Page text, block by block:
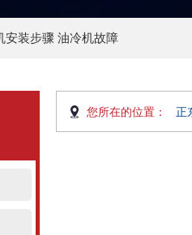
安装步骤 油冷机故障
您所在的位置： 正